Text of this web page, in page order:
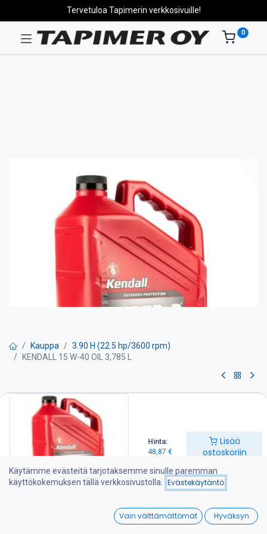
Hinta:
48,87 €
Lisää
ostoskoriin
Wishlist
Tervetuloa Tapimerin verkkosivuille!
0
Kauppa
3.90 H (22.5 hp/3600 rpm)
KENDALL 15 W-40 OIL 3,785 L
KENDALL 15 W-40 OIL 3,785 L
Kendall moottori- ja vaihteistoöljyt ovat parafiinirakenteisia
mineraaliöljyjä Pohjois-Amerikan öljyalueelta ja soveltuvat
erinomaisesti meridieselmoottoreihin valuvan talvisuojaus- ja
paksun voitelukalvo-ominaisuuksiensa takia. Öljyjen hyvistä
käyttö- ja kestävyysominaisuuksista kertoo myös niiden
laajamittainen käyttö ammattikoneissa kuten pyöräkuormaajissa
Parafiinipohjaisen öljyn ominaisuuksiin kuuluvat hyvä voitelevuus,
vahva kulumisenesto ja erinomaiset suojausominaisuudet
Käytämme evästeitä tarjotaksemme sinulle paremman
käyttökokemuksen tällä verkkosivustolla.
Evästekäytäntö
Vain välttämättömät Hyväksyn